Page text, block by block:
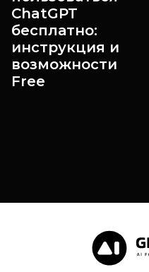
ChatGPT
бесплатно:
инструкция и
возможности
Free